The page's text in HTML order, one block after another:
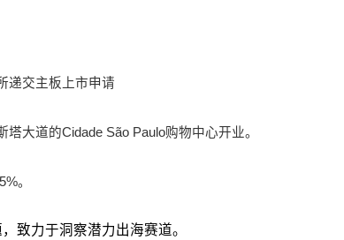
递交主板上市申请
大道的Cidade São Paulo购物中心开业。
。
致力于洞察潜力出海赛道。